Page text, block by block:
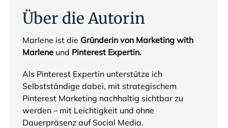
Über die Autorin
Marlene ist die Gründerin von Marketing with
Marlene und Pinterest Expertin.
Als Pinterest Expertin unterstütze ich
Selbstständige dabei, mit strategischem
Pinterest Marketing nachhaltig sichtbar zu
werden – mit Leichtigkeit und ohne
Dauerpräsenz auf Social Media.